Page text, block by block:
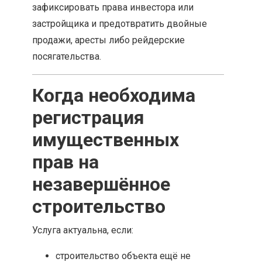
зафиксировать права инвестора или
застройщика и предотвратить двойные
продажи, аресты либо рейдерские
посягательства.
Когда необходима
регистрация
имущественных
прав на
незавершённое
строительство
Услуга актуальна, если:
строительство объекта ещё не